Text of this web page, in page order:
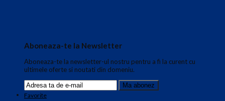
Aboneaza-te la Newsletter
Aboneaza-te la newsletter-ul nostru pentru a fi la curent cu
ultimele oferte si noutati din domeniu.
Favorite